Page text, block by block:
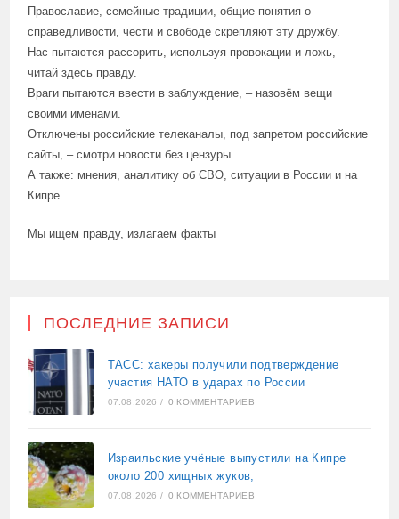
Православие, семейные традиции, общие понятия о
справедливости, чести и свободе скрепляют эту дружбу.
Нас пытаются рассорить, используя провокации и ложь, –
читай здесь правду.
Враги пытаются ввести в заблуждение, – назовём вещи
своими именами.
Отключены российские телеканалы, под запретом российские
сайты, – смотри новости без цензуры.
А также: мнения, аналитику об СВО, ситуации в России и на
Кипре.
Мы ищем правду, излагаем факты
ПОСЛЕДНИЕ ЗАПИСИ
ТАСС: хакеры получили подтверждение
участия НАТО в ударах по России
07.08.2026 / 0 КОММЕНТАРИЕВ
Израильские учёные выпустили на Кипре
около 200 хищных жуков,
07.08.2026 / 0 КОММЕНТАРИЕВ